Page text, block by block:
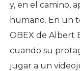
y, en el camino,
humano. En un
OBEX de Albert
cuando su
jugar a un